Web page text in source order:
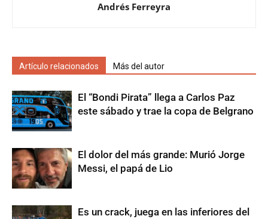
Andrés Ferreyra
Artículo relacionados Más del autor
El “Bondi Pirata” llega a Carlos Paz
este sábado y trae la copa de Belgrano
El dolor del más grande: Murió Jorge
Messi, el papá de Lio
Es un crack, juega en las inferiores del